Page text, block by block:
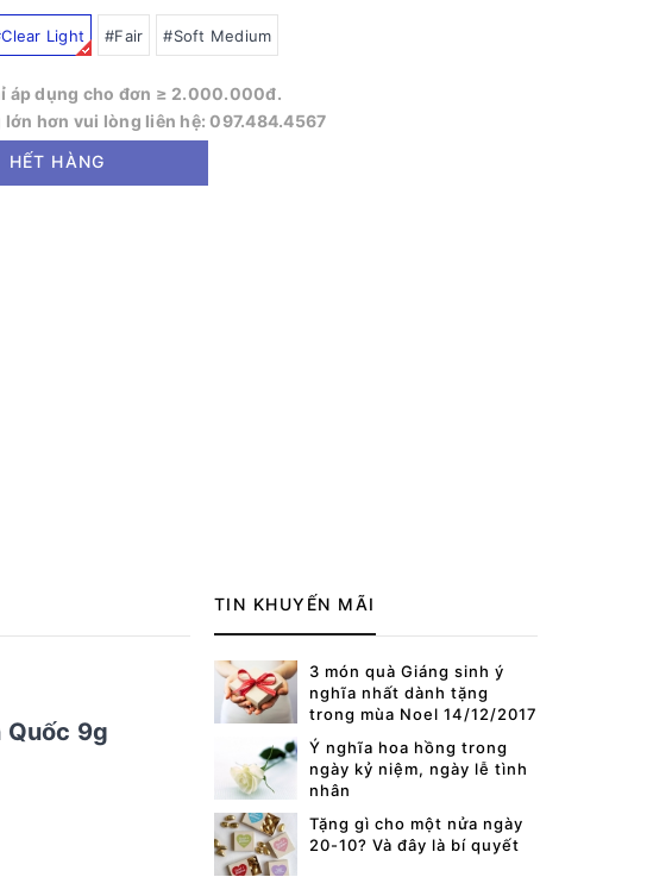
Light #Fair #Soft Medium
áp dụng cho đơn ≥ 2.000.000đ.
lớn hơn vui lòng liên hệ: 097.484.4567
HẾT HÀNG
Quốc 9g
TIN KHUYẾN MÃI
3 món quà Giáng sinh ý
nghĩa nhất dành tặng
trong mùa Noel 14/12/2017
Ý nghĩa hoa hồng trong
ngày kỷ niệm, ngày lễ tình
nhân
Tặng gì cho một nửa ngày
20-10? Và đây là bí quyết